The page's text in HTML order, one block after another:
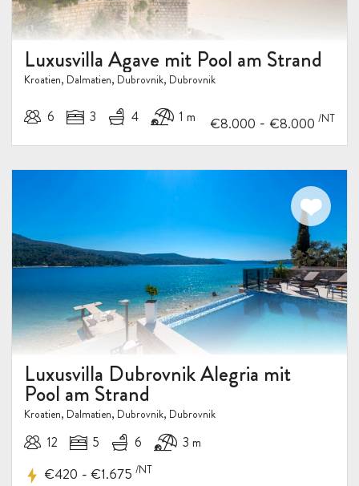
Luxusvilla Agave mit Pool am Strand
Kroatien, Dalmatien, Dubrovnik, Dubrovnik
6 3 4 1 m €8.000 - €8.000 /NT
Luxusvilla Dubrovnik Alegria mit
Pool am Strand
Kroatien, Dalmatien, Dubrovnik, Dubrovnik
12 5 6 3 m
€420 - €1.675 /NT